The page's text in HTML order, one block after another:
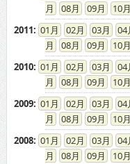
08
09 10
2011: 01 02 03 04
08
09 10
2010: 01 02 03 04
08
09 10
2009: 01 02 03 04
08
09 10
2008: 01 02 03 04
08
09 10